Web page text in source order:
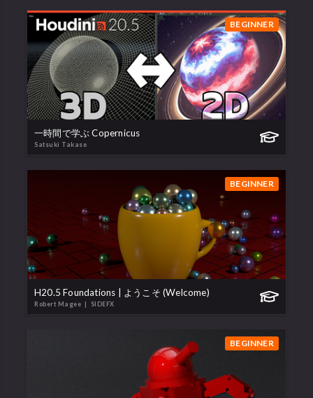
BEGINNER
一時間で学ぶ Copernicus
Satsuki Takase
BEGINNER
H20.5 Foundations | ようこそ (Welcome)
Robert Magee | SIDEFX
BEGINNER